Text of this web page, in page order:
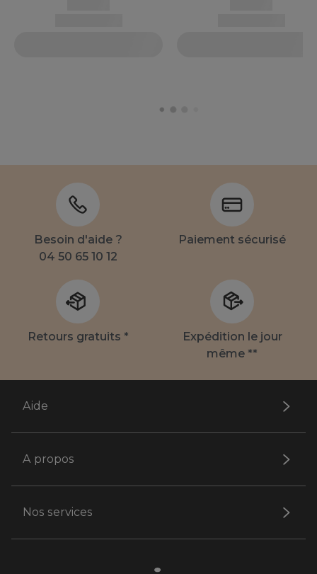
Besoin d'aide ?
04 50 65 10 12
Paiement sécurisé
Retours gratuits *
Expédition le jour
même **
Aide
A propos
Nos services